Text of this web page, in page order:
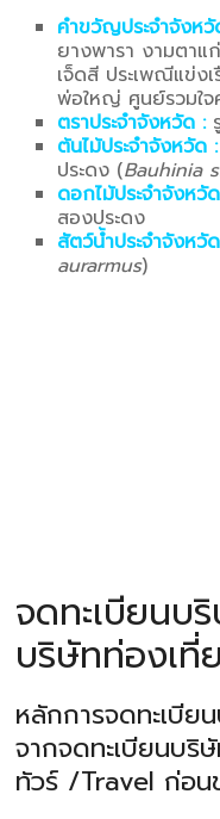
คำขวัญประจำจังห
ยางพารา งามตาแ
เจ็ดสี ประเพณีแข่ง
พ่อใหญ่ ศูนย์รวมใจ
ตราประจำจังหวัด :
ต้นไม้ประจำจังหวัด :
ประดง (Bauhinia
ดอกไม้ประจำจังหวัด
สองประดง
สัตว์น้ำประจำจังหวั
aurarmus)
จดทะเบียนบ
บริษัทท่องเที่
หลักการจดทะเบีย
จากจดทะเบียนบริ
ทัวร์ /Travel ก่อ